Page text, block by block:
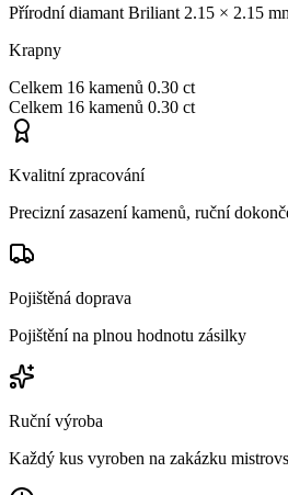
Přírodní diamant Briliant 2.15 × 2.15
Krapny
Celkem 16 kamenů 0.30 ct
Celkem 16 kamenů 0.30 ct
Kvalitní zpracování
Precizní zasazení kamenů, ruční
Pojištěná doprava
Pojištění na plnou hodnotu zásilky
Ruční výroba
Každý kus vyroben na zakázku